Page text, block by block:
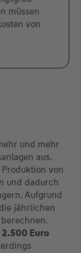
müssen
von
und mehr
aus.
von
und dadurch
Aufgrund
jährlichen
Euro